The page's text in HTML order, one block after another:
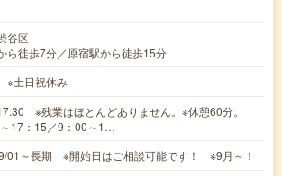
谷区
ら徒歩7分／原宿駅から徒歩15分
※土日祝休み
※残業はほとんどありません。※休憩60分。
17：15／9：00～1…
01～長期 ※開始日はご相談可能です！ ※9月～！